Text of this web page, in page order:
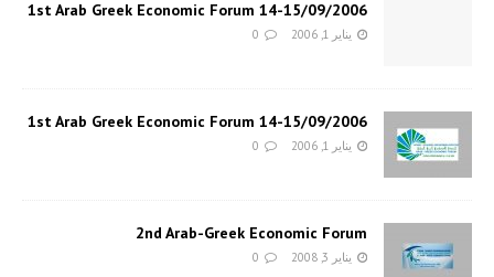
1st Arab Greek Economic Forum 14-15/09/2006
يناير 1, 2006 0
1st Arab Greek Economic Forum 14-15/09/2006
يناير 1, 2006 0
2nd Arab-Greek Economic Forum
يناير 3, 2008 0